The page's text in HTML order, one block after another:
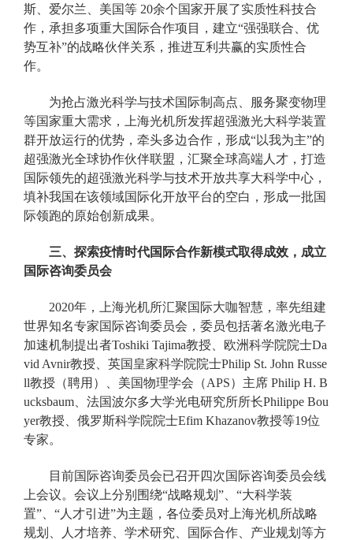
斯、爱尔兰、美国等 20余个国家开展了实质性科技合
作，承担多项重大国际合作项目，建立“强强联合、优
势互补”的战略伙伴关系，推进互利共赢的实质性合
作。
为抢占激光科学与技术国际制高点、服务聚变物理
等国家重大需求，上海光机所发挥超强激光大科学装置
群开放运行的优势，牵头多边合作，形成“以我为主”的
超强激光全球协作伙伴联盟，汇聚全球高端人才，打造
国际领先的超强激光科学与技术开放共享大科学中心，
填补我国在该领域国际化开放平台的空白，形成一批国
际领跑的原始创新成果。
三、探索疫情时代国际合作新模式取得成效，成立
国际咨询委员会
2020年，上海光机所汇聚国际大咖智慧，率先组建
世界知名专家国际咨询委员会，委员包括著名激光电子
加速机制提出者Toshiki Tajima教授、欧洲科学院院士Da
vid Avnir教授、英国皇家科学院院士Philip St. John Russe
ll教授（聘用）、美国物理学会（APS）主席 Philip H. B
ucksbaum、法国波尔多大学光电研究所所长Philippe Bou
yer教授、俄罗斯科学院院士Efim Khazanov教授等19位
专家。
目前国际咨询委员会已召开四次国际咨询委员会线
上会议。会议上分别围绕“战略规划”、“大科学装
置”、“人才引进”为主题，各位委员对上海光机所战略
规划、人才培养、学术研究、国际合作、产业规划等方